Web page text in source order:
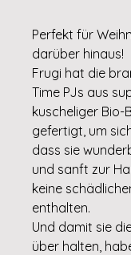
Perfekt für
darüber hinaus!
Frugi hat die
Time PJs aus
kuscheliger Bio-
gefertigt, um
dass sie
und sanft zur
keine
enthalten.
Und damit sie
über halten,